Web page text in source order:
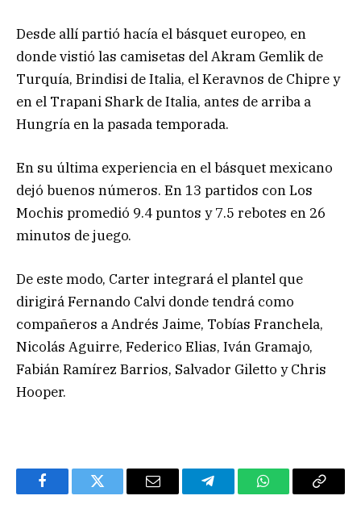
Desde allí partió hacía el básquet europeo, en
donde vistió las camisetas del Akram Gemlik de
Turquía, Brindisi de Italia, el Keravnos de Chipre y
en el Trapani Shark de Italia, antes de arriba a
Hungría en la pasada temporada.
En su última experiencia en el básquet mexicano
dejó buenos números. En 13 partidos con Los
Mochis promedió 9.4 puntos y 7.5 rebotes en 26
minutos de juego.
De este modo, Carter integrará el plantel que
dirigirá Fernando Calvi donde tendrá como
compañeros a Andrés Jaime, Tobías Franchela,
Nicolás Aguirre, Federico Elias, Iván Gramajo,
Fabián Ramírez Barrios, Salvador Giletto y Chris
Hooper.
FacebookTwitter Email TelegramWhatsAppCopy